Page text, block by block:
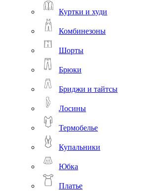
Куртки и худи
Комбинезоны
Шорты
Брюки
Бриджи и тайтсы
Лосины
Термобелье
Купальники
Юбка
Платье